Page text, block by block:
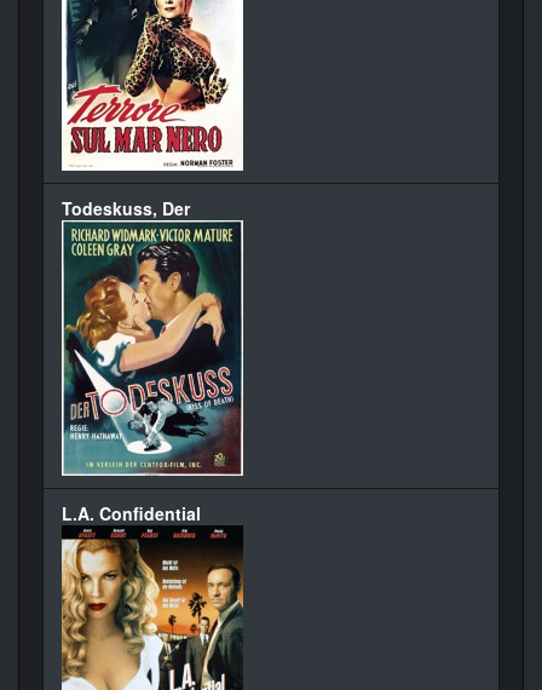
Todeskuss, Der
L.A. Confidential